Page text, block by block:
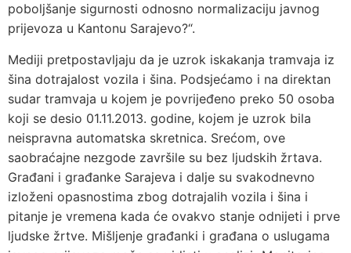
poboljšanje sigurnosti odnosno normalizaciju javnog
prijevoza u Kantonu Sarajevo?“.
Mediji pretpostavljaju da je uzrok iskakanja tramvaja iz
šina dotrajalost vozila i šina. Podsjećamo i na direktan
sudar tramvaja u kojem je povrijeđeno preko 50 osoba
koji se desio 01.11.2013. godine, kojem je uzrok bila
neispravna automatska skretnica. Srećom, ove
saobraćajne nezgode završile su bez ljudskih žrtava.
Građani i građanke Sarajeva i dalje su svakodnevno
izloženi opasnostima zbog dotrajalih vozila i šina i
pitanje je vremena kada će ovakvo stanje odnijeti i prve
ljudske žrtve. Mišljenje građanki i građana o uslugama